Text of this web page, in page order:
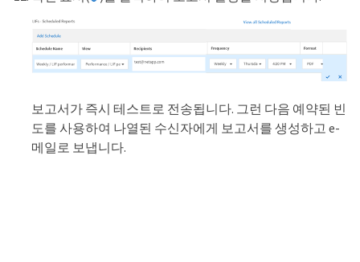
보고서가 즉시 테스트로 전송됩니다. 그런 다음 예약된 빈
도를 사용하여 나열된 수신자에게 보고서를 생성하고 e-
메일로 보냅니다.